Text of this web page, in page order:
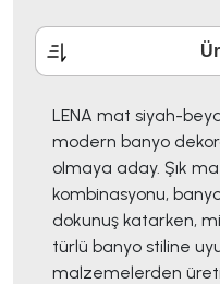
LENA mat siyah-
modern banyo
olmaya aday. Şık
kombinasyonu,
dokunuş katarken,
türlü banyo stiline
malzemelerden